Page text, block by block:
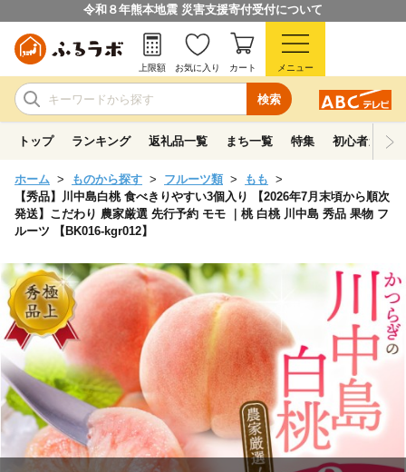
令和８年熊本地震 災害支援寄付受付について
検索
上限額 お気に入り カート メニュー
トップ ランキング 返礼品一覧 まち一覧 特集 初心者ガイド
ホーム ものから探す フルーツ類
もも
【秀品】川中島白桃 食べきりやすい3個入り 【2026年7月末頃から順次
発送】こだわり 農家厳選 先行予約 モモ ｜桃 白桃 川中島 秀品 果物 フ
ルーツ 【BK016-kgr012】